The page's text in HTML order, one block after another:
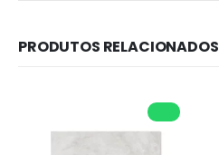
PRODUTOS RELACIONADOS